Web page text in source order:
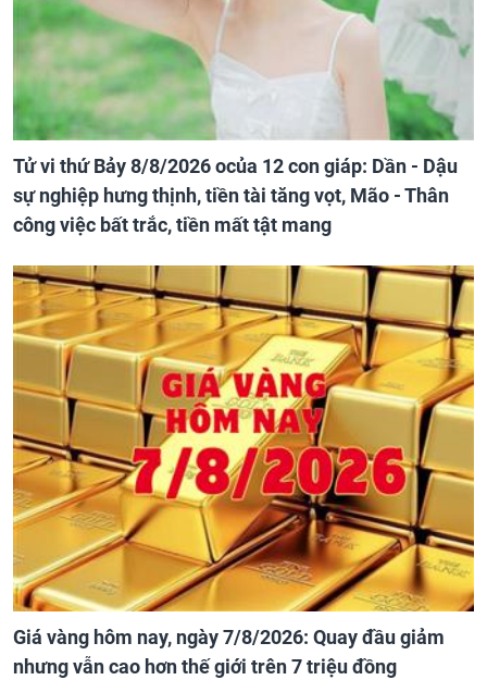
Tử vi thứ Bảy 8/8/2026 ocủa 12 con giáp: Dần - Dậu
sự nghiệp hưng thịnh, tiền tài tăng vọt, Mão - Thân
công việc bất trắc, tiền mất tật mang
Giá vàng hôm nay, ngày 7/8/2026: Quay đầu giảm
nhưng vẫn cao hơn thế giới trên 7 triệu đồng